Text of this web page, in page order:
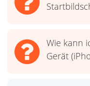
Wie kann
Gerät